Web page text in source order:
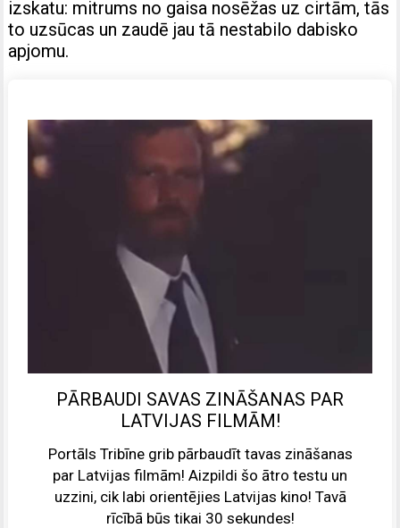
izskatu: mitrums no gaisa nosēžas uz cirtām, tās
to uzsūcas un zaudē jau tā nestabilo dabisko
apjomu.
PĀRBAUDI SAVAS ZINĀŠANAS PAR
LATVIJAS FILMĀM!
Portāls Tribīne grib pārbaudīt tavas zināšanas
par Latvijas filmām! Aizpildi šo ātro testu un
uzzini, cik labi orientējies Latvijas kino! Tavā
rīcībā būs tikai 30 sekundes!